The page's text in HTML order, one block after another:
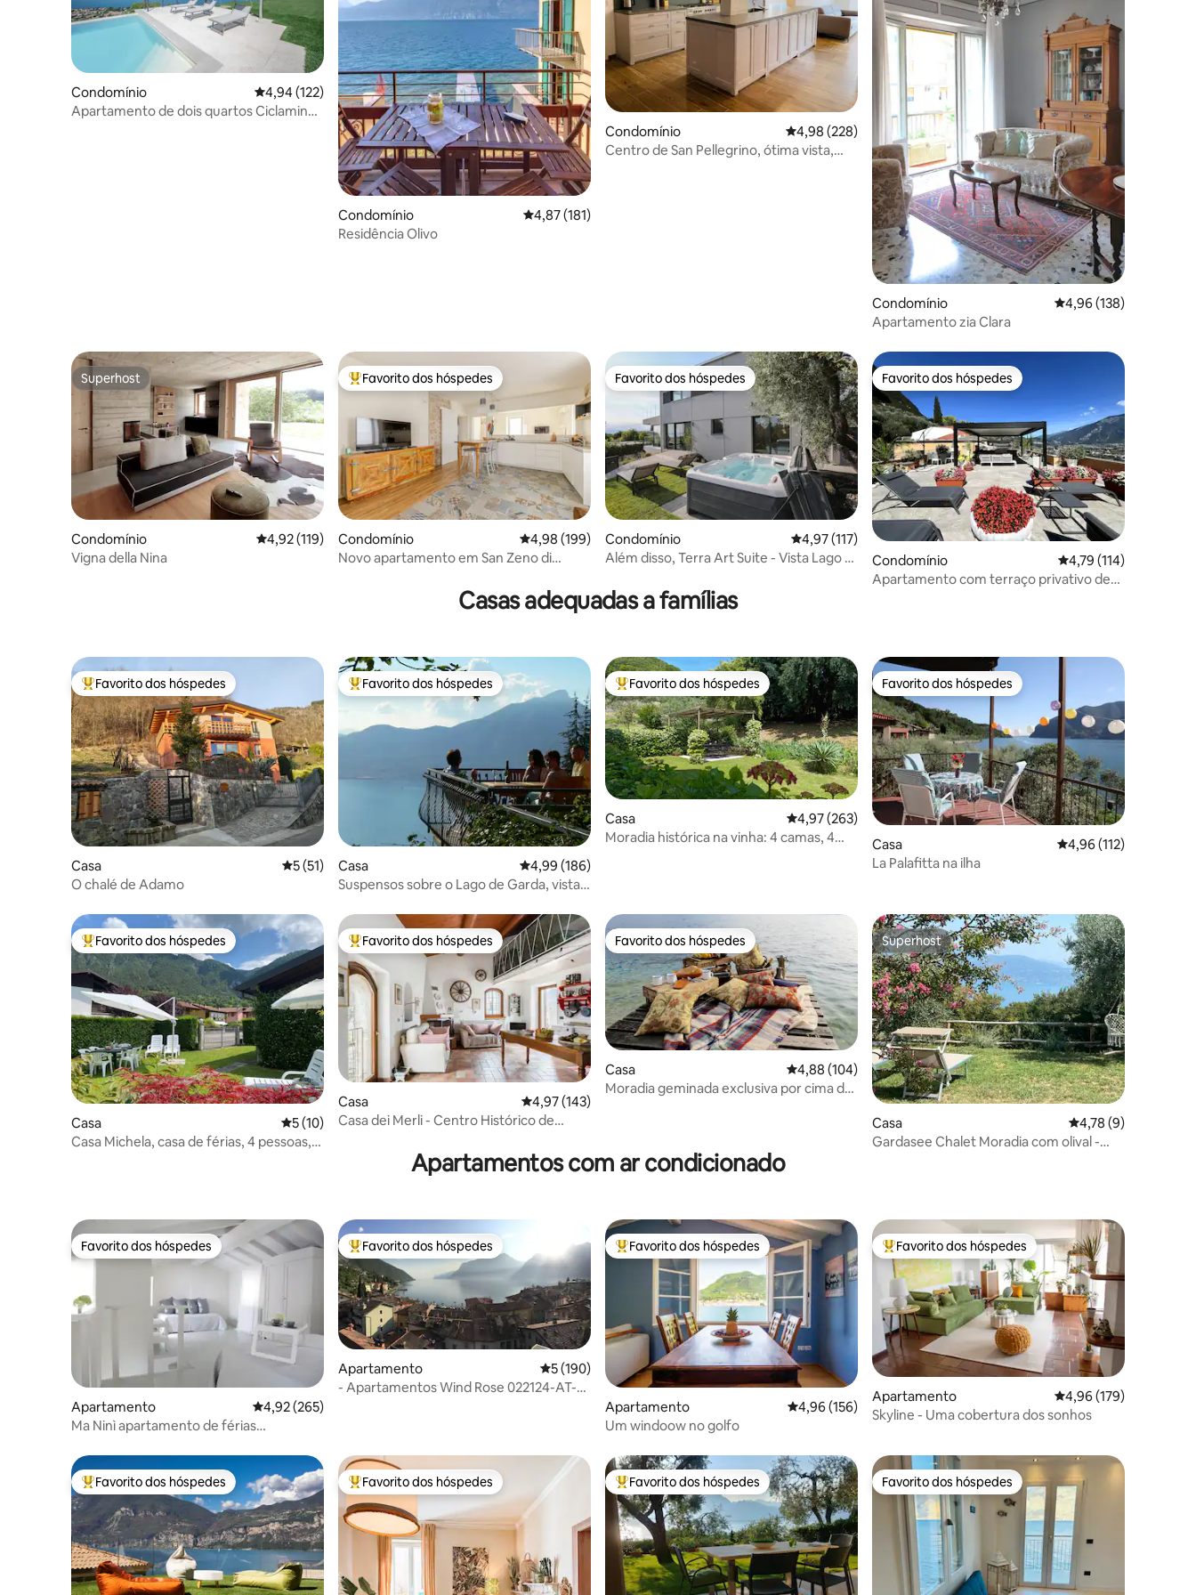
Condomínio Classificação média de 4,94 em 5 estrelas, 122avaliações
4,94 (122)
Apartamento de dois quartos Ciclamino -
Condomínio Classificação média de 4,87 em 5 estrelas, 181avaliações
4,87 (181)
Residência Olivo
Condomínio Classificação média de 4,98 em 5 estrelas, 228avaliações
4,98 (228)
Centro de San Pellegrino, ótima vista,
Condomínio Classificação média
4,96 (138)
Apartamento zia Clara
Superhost
Superhost
Condomínio Classificação média de 4,92 em 5 estrelas, 119avaliações
4,92 (119)
Vigna della Nina
Favoritos dos hóspedes mais apreciados
Favorito dos hóspedes
Condomínio Classificação média de 4,98 em 5 estrelas, 199avaliações
4,98 (199)
Novo apartamento em San Zeno di
Favorito dos hóspedes
Favorito dos hóspedes
Condomínio Classificação média de 4,97 em 5 estrelas, 117avaliações
4,97 (117)
Além disso, Terra Art Suite - Vista Lago e
Favorito dos hóspedes
Favorito dos hóspedes
Condomínio Classificação média
4,79 (114)
Apartamento com terraço privativo de
Casas adequadas a famílias
Favoritos dos hóspedes mais apreciados
Favorito dos hóspedes
Casa Classificação média de 5 em 5 estrelas, 51avaliações
5 (51)
O chalé de Adamo
Favoritos dos hóspedes mais apreciados
Favorito dos hóspedes
Casa Classificação média de 4,99 em 5 estrelas, 186avaliações
4,99 (186)
Suspensos sobre o Lago de Garda, vistas
Favoritos dos hóspedes mais apreciados
Favorito dos hóspedes
Casa Classificação média de 4,97 em 5 estrelas, 263avaliações
4,97 (263)
Moradia histórica na vinha: 4 camas, 4
Favorito dos hóspedes
Favorito dos hóspedes
Casa Classificação média
4,96 (112)
La Palafitta na ilha
Favoritos dos hóspedes mais apreciados
Favorito dos hóspedes
Casa Classificação média de 5 em 5 estrelas, 10avaliações
5 (10)
Casa Michela, casa de férias, 4 pessoas,
Favoritos dos hóspedes mais apreciados
Favorito dos hóspedes
Casa Classificação média de 4,97 em 5 estrelas, 143avaliações
4,97 (143)
Casa dei Merli - Centro Histórico de
Favorito dos hóspedes
Favorito dos hóspedes
Casa Classificação média de 4,88 em 5 estrelas, 104avaliações
4,88 (104)
Moradia geminada exclusiva por cima do
Superhost
Superhost
Casa Classificação média
4,78 (9)
Gardasee Chalet Moradia com olival -
Apartamentos com ar condicionado
Favorito dos hóspedes
Favorito dos hóspedes
Apartamento Classificação média de 4,92 em 5 estrelas, 265avaliações
4,92 (265)
Ma Ninì apartamento de férias
Favoritos dos hóspedes mais apreciados
Favorito dos hóspedes
Apartamento Classificação média de 5 em 5 estrelas, 190avaliações
5 (190)
- Apartamentos Wind Rose 022124-AT-
Favoritos dos hóspedes mais apreciados
Favorito dos hóspedes
Apartamento Classificação média de 4,96 em 5 estrelas, 156avaliações
4,96 (156)
Um windoow no golfo
Favoritos dos hóspedes mais apreciados
Favorito dos hóspedes
Apartamento Classificação média
4,96 (179)
Skyline - Uma cobertura dos sonhos
Favoritos dos hóspedes mais apreciados
Favorito dos hóspedes Favoritos dos hóspedes mais apreciados
Favorito dos hóspedes Favoritos dos hóspedes mais apreciados
Favorito dos hóspedes Favorito dos hóspedes
Favorito dos hóspedes